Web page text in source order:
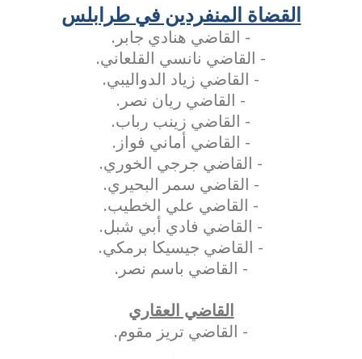
القضاة المنفردين في طرابلس
- القاضي هنادي جابر.
- القاضي نانسي القلعاني.
- القاضي زياد الدواليبي.
- القاضي ريان نصر.
- القاضي زينب رباب.
- القاضي أماني فواز.
- القاضي جرجي الخوري.
- القاضي سمر البحيري.
- القاضي علي الخطيب.
- القاضي فادي أبي شبل.
- القاضي جيسيكا برمكي.
- القاضي باسم نصر.
القاضي العقاري
- القاضي تريز مقوم.